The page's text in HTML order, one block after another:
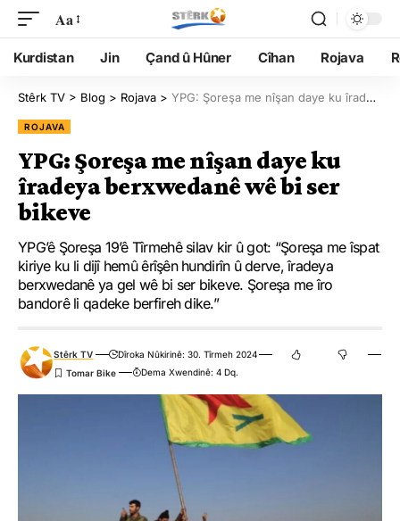
Aa
Kurdistan Jin Çand û Hûner Cîhan Rojava
Stêrk TV > Blog > Rojava > YPG: Şoreşa me nîşan daye ku îradeya berxwedanê wê bi ser bikeve
ROJAVA
YPG: Şoreşa me nîşan daye ku
îradeya berxwedanê wê bi ser
bikeve
YPG’ê Şoreşa 19’ê Tîrmehê silav kir û got: “Şoreşa me îspat
kiriye ku li dijî hemû êrîşên hundirîn û derve, îradeya
berxwedanê ya gel wê bi ser bikeve. Şoreşa me îro
bandorê li qadeke berfireh dike.”
Stêrk TV
Dîroka Nûkirinê: 30. Tîrmeh 2024
Dema Xwendinê: 4 Dq.